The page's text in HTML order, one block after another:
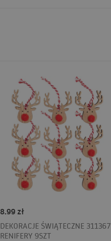
8.99 zł
DEKORACJE ŚWIĄTECZNE 311367
RENIFERY 9SZT